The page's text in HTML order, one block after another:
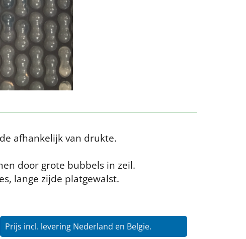
afhankelijk van drukte.
door grote bubbels in zeil.
lange zijde platgewalst.
Prijs incl. levering Nederland en Belgie.